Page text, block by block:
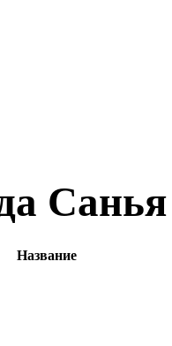
Санья
Название